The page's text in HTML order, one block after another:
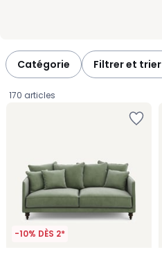
Catégorie Filtrer et trier
170 articles
-10% DÈS 2*